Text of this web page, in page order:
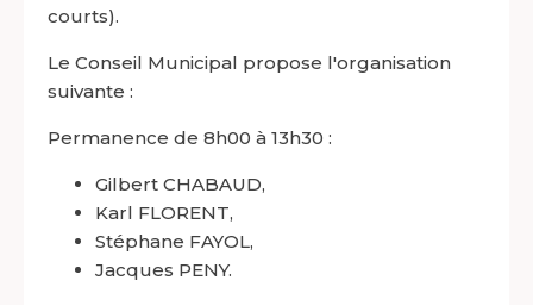
courts).
Le Conseil Municipal propose l'organisation
suivante :
Permanence de 8h00 à 13h30 :
Gilbert CHABAUD,
Karl FLORENT,
Stéphane FAYOL,
Jacques PENY.